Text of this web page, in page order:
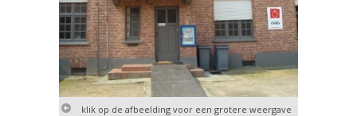
klik op de afbeelding voor een grotere weergave